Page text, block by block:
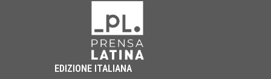
EDIZIONE ITALIANA